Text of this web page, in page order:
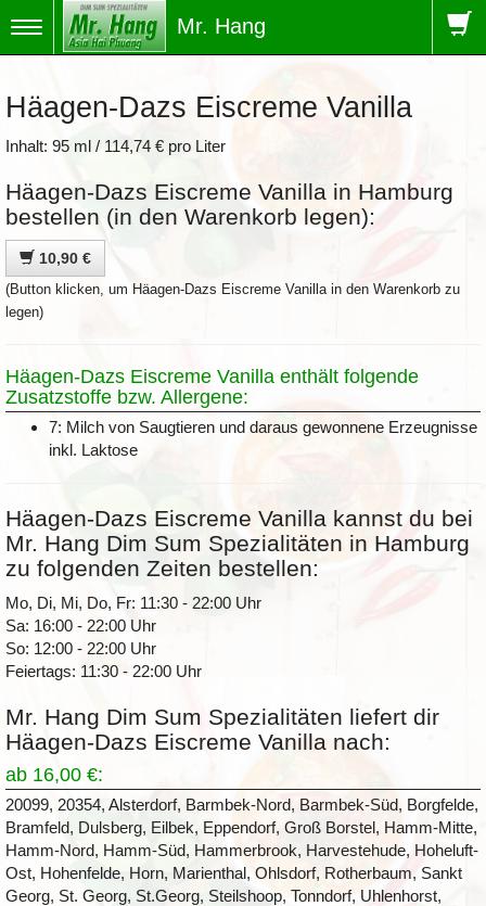
Toggle
navigation
Mr. Hang
Häagen-Dazs Eiscreme Vanilla
Inhalt: 95 ml / 114,74 € pro Liter
Häagen-Dazs Eiscreme Vanilla in Hamburg
bestellen (in den Warenkorb legen):
10,90 €
(Button klicken, um Häagen-Dazs Eiscreme Vanilla in den Warenkorb zu
legen)
Häagen-Dazs Eiscreme Vanilla enthält folgende
Zusatzstoffe bzw. Allergene:
7: Milch von Saugtieren und daraus gewonnene Erzeugnisse
inkl. Laktose
Häagen-Dazs Eiscreme Vanilla kannst du bei
Mr. Hang Dim Sum Spezialitäten in Hamburg
zu folgenden Zeiten bestellen:
Mo, Di, Mi, Do, Fr: 11:30 - 22:00 Uhr
Sa: 16:00 - 22:00 Uhr
So: 12:00 - 22:00 Uhr
Feiertags: 11:30 - 22:00 Uhr
Mr. Hang Dim Sum Spezialitäten liefert dir
Häagen-Dazs Eiscreme Vanilla nach:
ab 16,00 €:
20099, 20354, Alsterdorf, Barmbek-Nord, Barmbek-Süd, Borgfelde,
Bramfeld, Dulsberg, Eilbek, Eppendorf, Groß Borstel, Hamm-Mitte,
Hamm-Nord, Hamm-Süd, Hammerbrook, Harvestehude, Hoheluft-
Ost, Hohenfelde, Horn, Marienthal, Ohlsdorf, Rotherbaum, Sankt
Georg, St. Georg, St.Georg, Steilshoop, Tonndorf, Uhlenhorst,